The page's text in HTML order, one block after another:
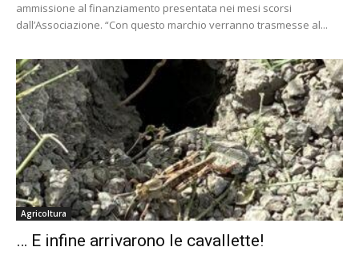
ammissione al finanziamento presentata nei mesi scorsi
dall’Associazione. “Con questo marchio verranno trasmesse al...
Agricoltura
… E infine arrivarono le cavallette!